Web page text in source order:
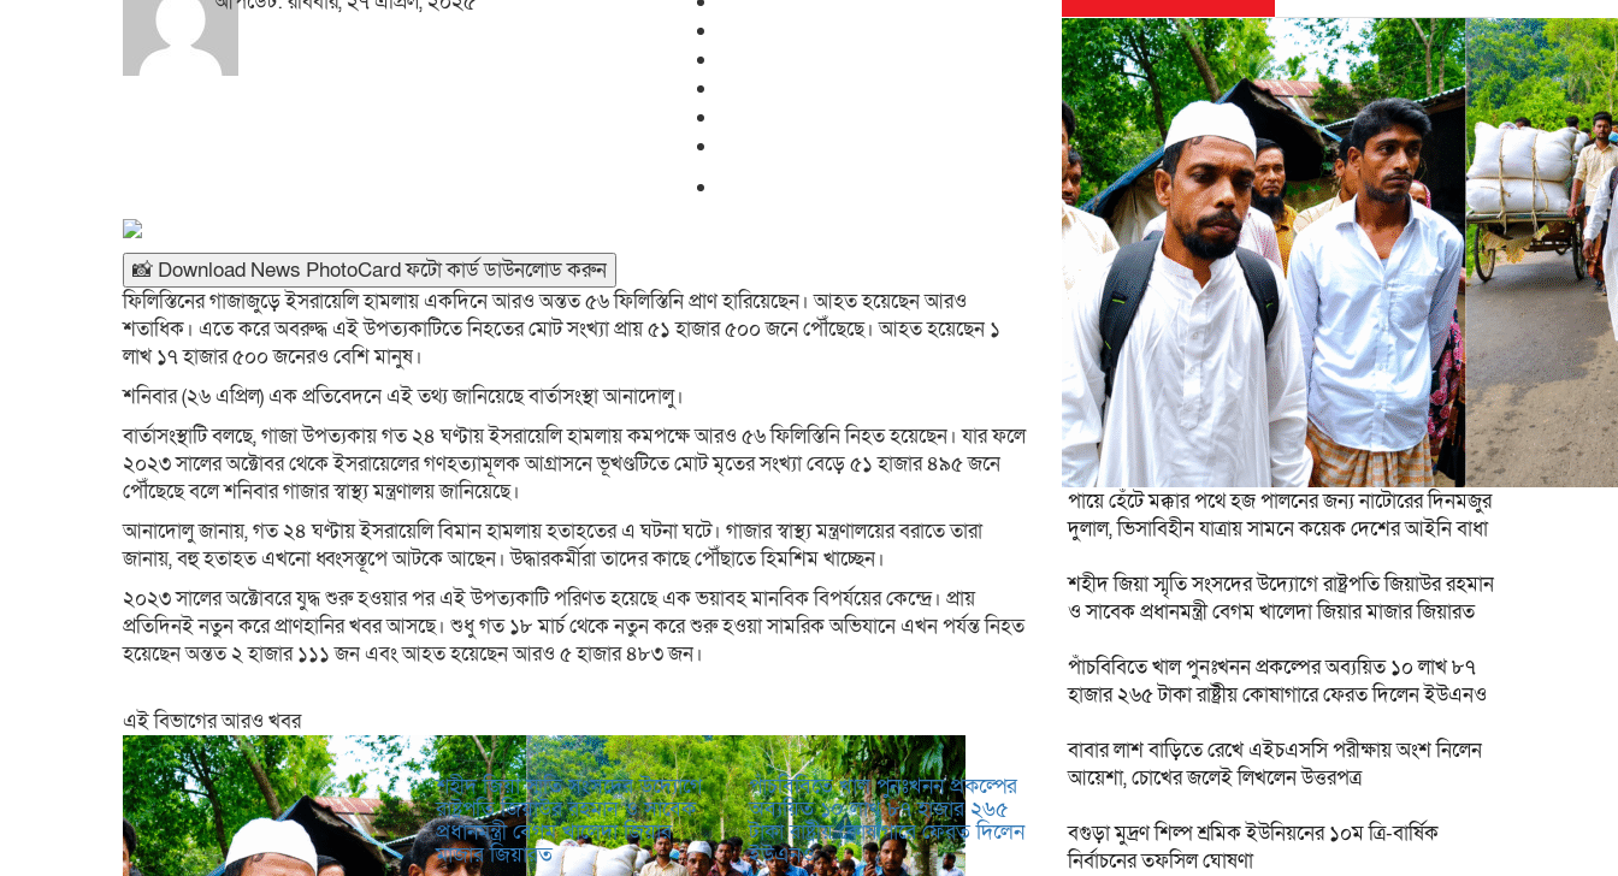
📸 Download News PhotoCard ফটো কার্ড ডাউনলোড করুন
ফিলিস্তিনের গাজাজুড়ে ইসরায়েলি হামলায় একদিনে আরও অন্তত ৫৬ ফিলিস্তিনি প্রাণ হারিয়েছেন। আহত হয়েছেন আরও
শতাধিক। এতে করে অবরুদ্ধ এই উপত্যকাটিতে নিহতের মোট সংখ্যা প্রায় ৫১ হাজার ৫০০ জনে পৌঁছেছে। আহত হয়েছেন ১
লাখ ১৭ হাজার ৫০০ জনেরও বেশি মানুষ।
শনিবার (২৬ এপ্রিল) এক প্রতিবেদনে এই তথ্য জানিয়েছে বার্তাসংস্থা আনাদোলু।
বার্তাসংস্থাটি বলছে, গাজা উপত্যকায় গত ২৪ ঘণ্টায় ইসরায়েলি হামলায় কমপক্ষে আরও ৫৬ ফিলিস্তিনি নিহত হয়েছেন। যার ফলে
২০২৩ সালের অক্টোবর থেকে ইসরায়েলের গণহত্যামূলক আগ্রাসনে ভূখণ্ডটিতে মোট মৃতের সংখ্যা বেড়ে ৫১ হাজার ৪৯৫ জনে
পৌঁছেছে বলে শনিবার গাজার স্বাস্থ্য মন্ত্রণালয় জানিয়েছে।
আনাদোলু জানায়, গত ২৪ ঘণ্টায় ইসরায়েলি বিমান হামলায় হতাহতের এ ঘটনা ঘটে। গাজার স্বাস্থ্য মন্ত্রণালয়ের বরাতে তারা
জানায়, বহু হতাহত এখনো ধ্বংসস্তূপে আটকে আছেন। উদ্ধারকর্মীরা তাদের কাছে পৌঁছাতে হিমশিম খাচ্ছেন।
২০২৩ সালের অক্টোবরে যুদ্ধ শুরু হওয়ার পর এই উপত্যকাটি পরিণত হয়েছে এক ভয়াবহ মানবিক বিপর্যয়ের কেন্দ্রে। প্রায়
প্রতিদিনই নতুন করে প্রাণহানির খবর আসছে। শুধু গত ১৮ মার্চ থেকে নতুন করে শুরু হওয়া সামরিক অভিযানে এখন পর্যন্ত নিহত
হয়েছেন অন্তত ২ হাজার ১১১ জন এবং আহত হয়েছেন আরও ৫ হাজার ৪৮৩ জন।
এই বিভাগের আরও খবর
শহীদ জিয়া স্মৃতি সংসদের উদ্যোগে
রাষ্ট্রপতি জিয়াউর রহমান ও সাবেক
প্রধানমন্ত্রী বেগম খালেদা জিয়ার
মাজার জিয়ারত
পাঁচবিবিতে খাল পুনঃখনন প্রকল্পের
অব্যয়িত ১০ লাখ ৮৭ হাজার ২৬৫
টাকা রাষ্ট্রীয় কোষাগারে ফেরত দিলেন
ইউএনও
পায়ে হেঁটে মক্কার পথে হজ পালনের জন্য নাটোরের দিনমজুর
দুলাল, ভিসাবিহীন যাত্রায় সামনে কয়েক দেশের আইনি বাধা
শহীদ জিয়া স্মৃতি সংসদের উদ্যোগে রাষ্ট্রপতি জিয়াউর রহমান
ও সাবেক প্রধানমন্ত্রী বেগম খালেদা জিয়ার মাজার জিয়ারত
পাঁচবিবিতে খাল পুনঃখনন প্রকল্পের অব্যয়িত ১০ লাখ ৮৭
হাজার ২৬৫ টাকা রাষ্ট্রীয় কোষাগারে ফেরত দিলেন ইউএনও
বাবার লাশ বাড়িতে রেখে এইচএসসি পরীক্ষায় অংশ নিলেন
আয়েশা, চোখের জলেই লিখলেন উত্তরপত্র
বগুড়া মুদ্রণ শিল্প শ্রমিক ইউনিয়নের ১০ম ত্রি-বার্ষিক
নির্বাচনের তফসিল ঘোষণা